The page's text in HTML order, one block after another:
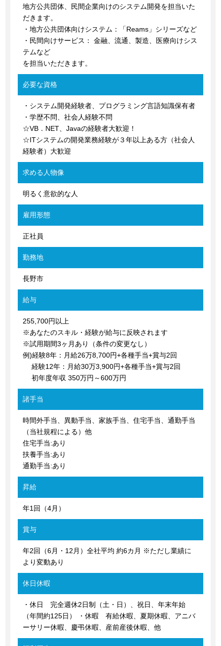
地方公共団体、民間企業向けのシステム開発を担当いた
だきます。
・地方公共団体向けシステム：「Reams」シリーズなど
・民間向けサービス： 金融、流通、製造、医療向けシス
テムなど
を担当いただきます。
必要な資格
・システム開発経験者、プログラミング言語知識保有者
・学歴不問、社会人経験不問
☆VB．NET、Javaの経験者大歓迎！
☆ITシステムの開発業務経験が３年以上ある方（社会人
経験者）大歓迎
求める人物像
明るく意欲的な人
雇用形態
正社員
勤務地
長野市
給与
255,700円以上
※あなたのスキル・経験が給与に反映されます
※試用期間3ヶ月あり（条件の変更なし）
例)経験8年：月給26万8,700円+各種手当+賞与2回
経験12年：月給30万3,900円+各種手当+賞与2回
初年度年収 350万円～600万円
諸手当
時間外手当、異動手当、家族手当、住宅手当、通勤手当
（当社規程による）他
住宅手当:あり
扶養手当:あり
通勤手当:あり
昇給
年1回（4月）
賞与
年2回（6月・12月）全社平均 約6カ月 ※ただし業績に
より変動あり
休日休暇
・休日 完全週休2日制（土・日）、祝日、年末年始
（年間約125日） ・休暇 有給休暇、夏期休暇、アニバ
ーサリー休暇、慶弔休暇、産前産後休暇、他